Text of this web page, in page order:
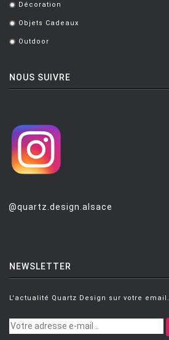
. Décoration
. Objets Cadeaux
. Outdoor
NOUS SUIVRE
@quartz.design.alsace
NEWSLETTER
L'actualité Quartz Design sur votre email.